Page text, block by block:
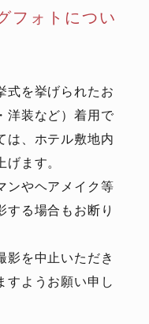
フォトについ
式を挙げられたお
洋装など）着用で
は、ホテル敷地内
ます。
ンやヘアメイク等
する場合もお断り
影を中止いただき
すようお願い申し